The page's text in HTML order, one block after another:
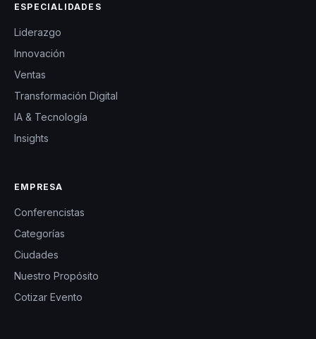
ESPECIALIDADES
Liderazgo
Innovación
Ventas
Transformación Digital
IA & Tecnología
Insights
EMPRESA
Conferencistas
Categorías
Ciudades
Nuestro Propósito
Cotizar Evento